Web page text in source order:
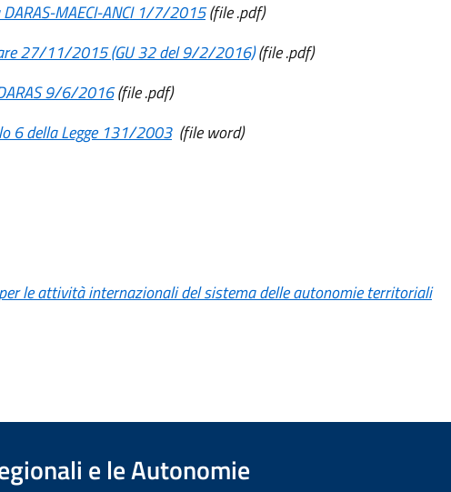
MAECI-ANCI 1/7/2015(file .pdf)
27/11/2015 (GU 32 del 9/2/2016)(file .pdf)
9/6/2016(file .pdf)
6 della Legge 131/2003(file word)
le attività internazionali del sistema delle autonomie territoriali
e le Autonomie